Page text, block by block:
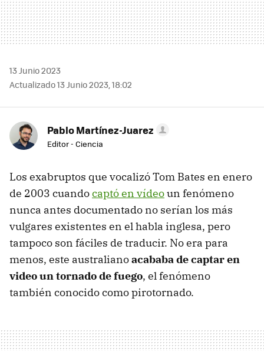
13 Junio 2023
Actualizado 13 Junio 2023, 18:02
Pablo Martínez-Juarez
Editor - Ciencia
Los exabruptos que vocalizó Tom Bates en enero
de 2003 cuandocaptó en vídeoun fenómeno
nunca antes documentado no serían los más
vulgares existentes en el habla inglesa, pero
tampoco son fáciles de traducir. No era para
menos, este australianoacababa de captar en
video un tornado de fuego, el fenómeno
también conocido como pirotornado.